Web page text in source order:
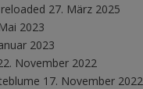
27. März 2025
2023
2023
November 2022
17. November 2022